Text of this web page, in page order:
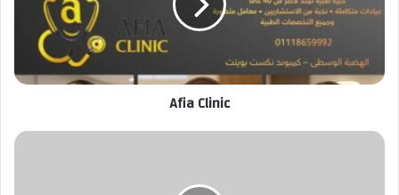
ر
ي
Afia Clinic